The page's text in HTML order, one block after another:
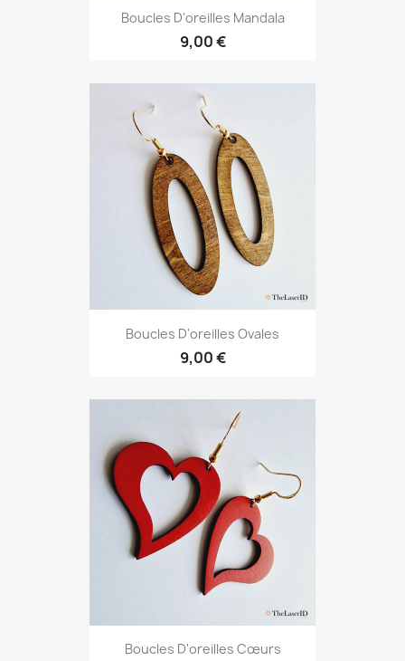
Boucles D'oreilles Mandala
9,00 €
Boucles D'oreilles Ovales
9,00 €
Boucles D'oreilles Cœurs